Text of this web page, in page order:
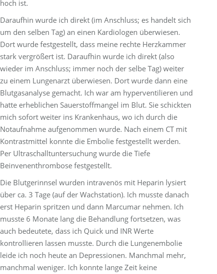
hoch ist.
Daraufhin wurde ich direkt (im Anschluss; es handelt sich
um den selben Tag) an einen Kardiologen überwiesen.
Dort wurde festgestellt, dass meine rechte Herzkammer
stark vergrößert ist. Daraufhin wurde ich direkt (also
wieder im Anschluss; immer noch der selbe Tag) weiter
zu einem Lungenarzt überwiesen. Dort wurde dann eine
Blutgasanalyse gemacht. Ich war am hyperventilieren und
hatte erheblichen Sauerstoffmangel im Blut. Sie schickten
mich sofort weiter ins Krankenhaus, wo ich durch die
Notaufnahme aufgenommen wurde. Nach einem CT mit
Kontrastmittel konnte die Embolie festgestellt werden.
Per Ultraschalltuntersuchung wurde die Tiefe
Beinvenenthrombose festgestellt.
Die Blutgerinnsel wurden intravenös mit Heparin lysiert
über ca. 3 Tage (auf der Wachstation). Ich musste danach
erst Heparin spritzen und dann Marcumar nehmen. Ich
musste 6 Monate lang die Behandlung fortsetzen, was
auch bedeutete, dass ich Quick und INR Werte
kontrollieren lassen musste. Durch die Lungenembolie
leide ich noch heute an Depressionen. Manchmal mehr,
manchmal weniger. Ich konnte lange Zeit keine